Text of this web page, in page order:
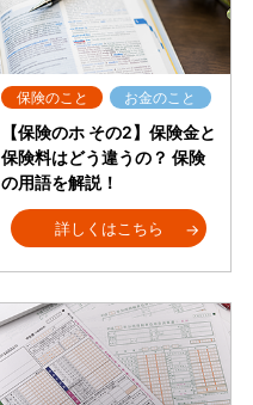
保険のこと お金のこと
【保険のホ その2】保険金と
保険料はどう違うの？ 保険
の用語を解説！
詳しくはこちら